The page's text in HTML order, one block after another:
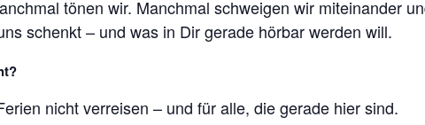
tönen wir. Manchmal schweigen wir miteinander
schenkt – und was in Dir gerade hörbar werden will.
nicht verreisen – und für alle, die gerade hier sind.